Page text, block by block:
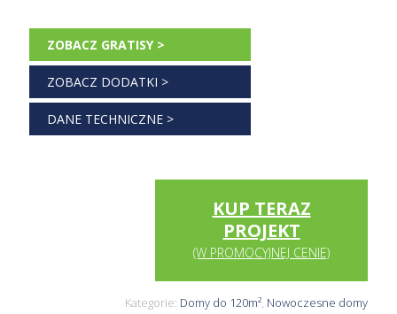
ZOBACZ GRATISY >
ZOBACZ DODATKI >
DANE TECHNICZNE >
KUP TERAZ
PROJEKT
(W PROMOCYJNEJ CENIE)
Kategorie: Domy do 120m², Nowoczesne domy